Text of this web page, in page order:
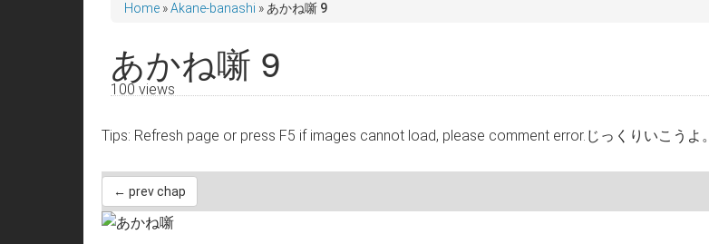
Home »Akane-banashi »あかね噺 9
あかね噺 9
100 views
Tips: Refresh page or press F5 if images cannot load, please comment error.じっくりいこうよ。
← prev chap